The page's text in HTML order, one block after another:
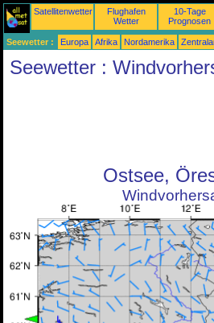
Satellitenwetter
Flughafen
Wetter
10-Tage
Prognosen
Seewetter : Europa Afrika Nordamerika
Seewetter :
Ostsee,